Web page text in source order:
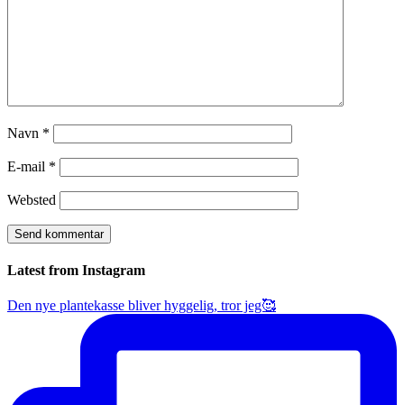
Navn *
E-mail *
Websted
Latest from Instagram
Den nye plantekasse bliver hyggelig, tror jeg🥰